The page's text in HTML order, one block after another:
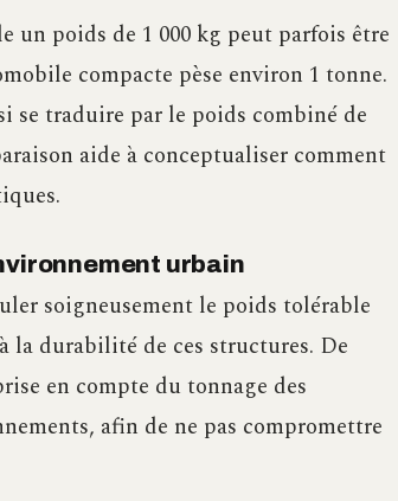
un poids de 1 000 kg peut parfois être
compacte pèse environ 1 tonne.
se traduire par le poids combiné de
aide à conceptualiser comment
urbain
soigneusement le poids tolérable
la durabilité de ces structures. De
en compte du tonnage des
afin de ne pas compromettre